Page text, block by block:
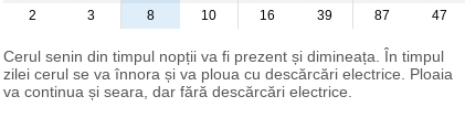
2
3 8 10 16 39 87 47
Cerul senin din timpul nopții va fi prezent și dimineața. În timpul
zilei cerul se va înnora și va ploua cu descărcări electrice. Ploaia
va continua și seara, dar fără descărcări electrice.